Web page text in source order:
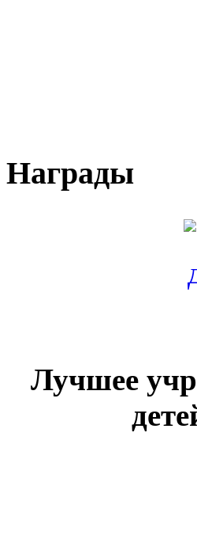
Награды
Лучшее